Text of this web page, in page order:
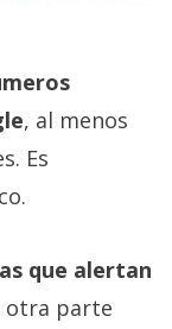
, al menos
Es
que alertan
otra parte